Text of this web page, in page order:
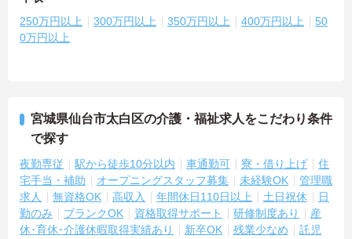
250万円以上 300万円以上 350万円以上 400万円以上
50
0万円以上
宮城県仙台市太白区の介護・福祉求人をこだわり条件
で探す
夜勤専従 駅から徒歩10分以内 車通勤可 寮・借り上げ
住
宅手当・補助
オープニングスタッフ募集 未経験OK
管理職
求人
無資格OK 高収入 年間休日110日以上 土日祝休
日
勤のみ
ブランクOK 資格取得サポート 研修制度あり
産
休･育休･介護休暇取得実績あり
新卒OK 残業少なめ
託児